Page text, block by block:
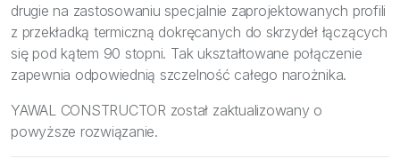
drugie na zastosowaniu specjalnie zaprojektowanych profili
z przekładką termiczną dokręcanych do skrzydeł łączących
się pod kątem 90 stopni. Tak ukształtowane połączenie
zapewnia odpowiednią szczelność całego narożnika.
YAWAL CONSTRUCTOR został zaktualizowany o
powyższe rozwiązanie.